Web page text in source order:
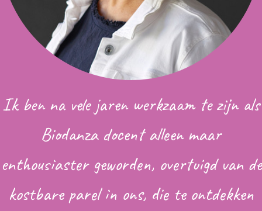
Ik ben na vele jaren werkzaam te zijn als
Biodanza docent alleen maar
enthousiaster geworden, overtuigd van de
kostbare parel in ons, die te ontdekken